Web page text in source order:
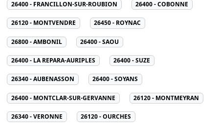
26400 - FRANCILLON-SUR-ROUBION 26400 - COBONNE
26120 - MONTVENDRE 26450 - ROYNAC
26800 - AMBONIL 26400 - SAOU
26400 - LA REPARA-AURIPLES 26400 - SUZE
26340 - AUBENASSON 26400 - SOYANS
26400 - MONTCLAR-SUR-GERVANNE 26120 - MONTMEYRAN
26340 - VERONNE 26120 - OURCHES